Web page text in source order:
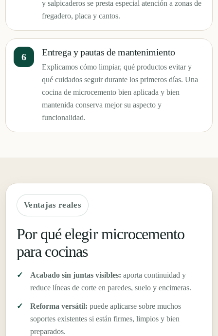
y salpicaderos se presta especial atención a zonas de
fregadero, placa y cantos.
Entrega y pautas de mantenimiento
Explicamos cómo limpiar, qué productos evitar y
qué cuidados seguir durante los primeros días. Una
cocina de microcemento bien aplicada y bien
mantenida conserva mejor su aspecto y
funcionalidad.
Ventajas reales
Por qué elegir microcemento
para cocinas
Acabado sin juntas visibles: aporta continuidad y
reduce líneas de corte en paredes, suelo y encimeras.
Reforma versátil: puede aplicarse sobre muchos
soportes existentes si están firmes, limpios y bien
preparados.